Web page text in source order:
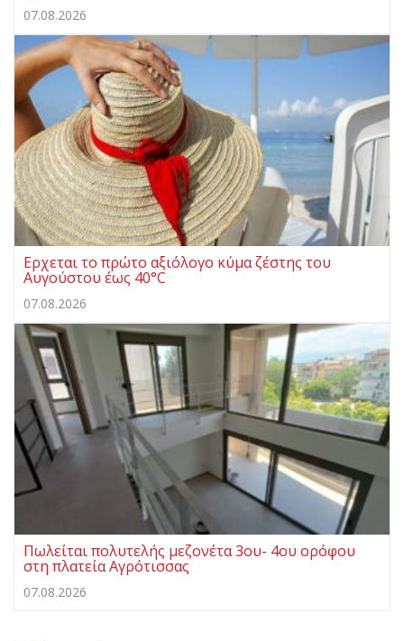
07.08.2026
Ερχεται το πρώτο αξιόλογο κύμα ζέστης του
Αυγούστου έως 40°C
07.08.2026
Πωλείται πολυτελής μεζονέτα 3ου- 4ου ορόφου
στη πλατεία Αγρότισσας
07.08.2026